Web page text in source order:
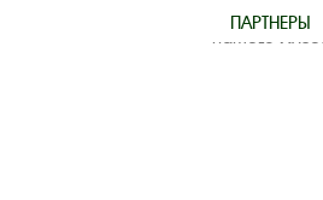
ПАРТНЕРЫ
нашего